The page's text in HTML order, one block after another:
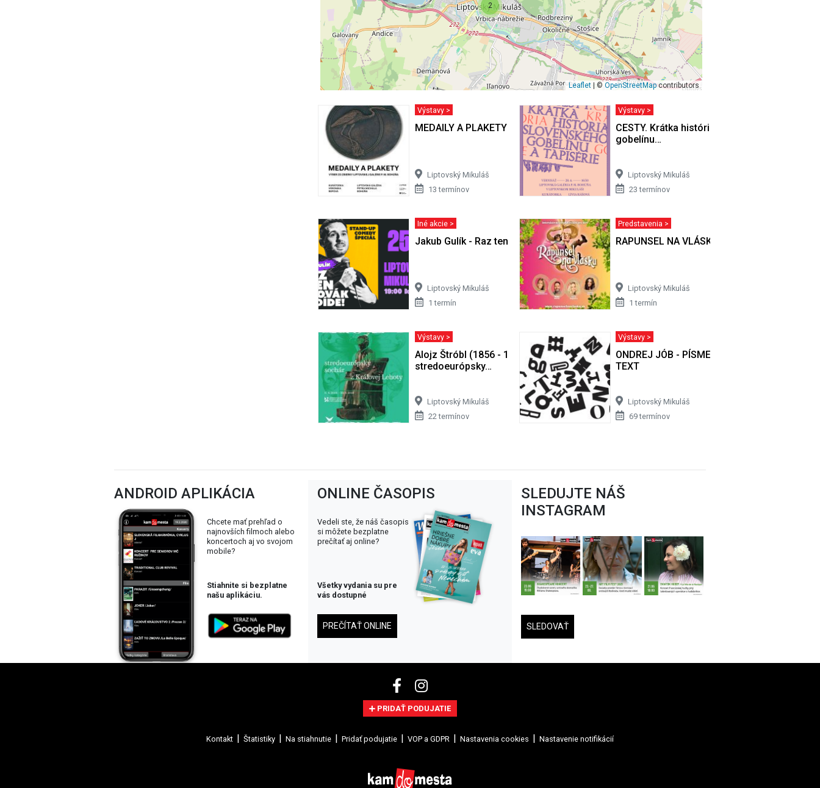
2
Leaflet | ©OpenStreetMapcontributors
Výstavy >
MEDAILY A PLAKETY - výber zo zbierky…
Liptovský Mikuláš
13 termínov
Výstavy >
CESTY. Krátka história slovenského
gobelínu…
Liptovský Mikuláš
23 termínov
Iné akcie >
Jakub Gulík - Raz ten Slovák odíde v…
Liptovský Mikuláš
1 termín
Predstavenia >
RAPUNSEL NA VLÁSKU
Liptovský Mikuláš
1 termín
Výstavy >
Alojz Štróbl (1856 - 1926) -
stredoeurópsky…
Liptovský Mikuláš
22 termínov
Výstavy >
ONDREJ JÓB - PÍSMENO, SLOVO, VETA,
TEXT
Liptovský Mikuláš
69 termínov
ANDROID APLIKÁCIA
Chcete mať prehľad o
najnovších filmoch alebo
koncertoch aj vo svojom
mobile?
Stiahnite si bezplatne
našu aplikáciu.
ONLINE ČASOPIS
Vedeli ste, že náš časopis
si môžete bezplatne
prečítať aj online?
Všetky vydania su pre
vás dostupné
PREČÍTAŤ ONLINE
SLEDUJTE NÁŠ
INSTAGRAM
SLEDOVAŤ
PRIDAŤ PODUJATIE
Kontakt Štatistiky Na stiahnutie Pridať podujatie VOP a GDPR Nastavenia cookies Nastavenie notifikácií